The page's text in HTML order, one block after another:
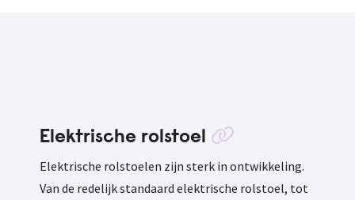
Elektrische rolstoel
Elektrische rolstoelen zijn sterk in ontwikkeling.
Van de redelijk standaard elektrische rolstoel, tot